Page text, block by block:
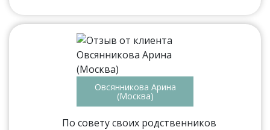
Овсянникова Арина
(Москва)
По совету своих родственников